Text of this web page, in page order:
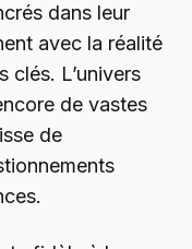
dans leur
avec la réalité
clés. L’univers
de vastes
de